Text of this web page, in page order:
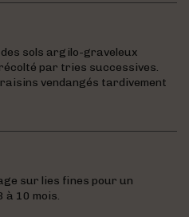
sols argilo-graveleux
par tries successives.
vendangés tardivement
sur lies fines pour un
à 10 mois.